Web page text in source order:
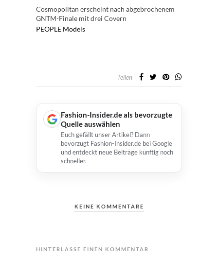
Cosmopolitan erscheint nach abgebrochenem
GNTM-Finale mit drei Covern
PEOPLE Models
Teilen
Fashion-Insider.de als bevorzugte
Quelle auswählen
Euch gefällt unser Artikel? Dann
bevorzugt Fashion-Insider.de bei Google
und entdeckt neue Beiträge künftig noch
schneller.
KEINE KOMMENTARE
HINTERLASSE EINEN KOMMENTAR